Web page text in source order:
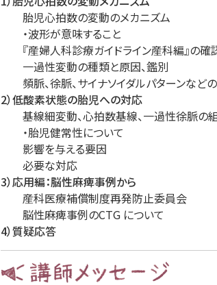
胎児心拍数の変動のメカニズム
・波形が意味すること
『産婦人科診療ガイドライン産科編』の確
一過性変動の種類と原因、鑑別
頻脈、徐脈、サイナソイダルパターンなど
2）低酸素状態の胎児への対応
基線細変動、心拍数基線、一過性徐脈の
・胎児健常性について
影響を与える要因
必要な対応
3）応用編：脳性麻痺事例から
産科医療補償制度再発防止委員会
脳性麻痺事例のCTG について
4）質疑応答